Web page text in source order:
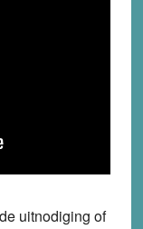
uitnodiging of